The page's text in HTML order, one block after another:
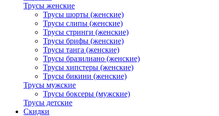
Трусы женские
Трусы шорты (женские)
Трусы слипы (женские)
Трусы стринги (женские)
Трусы брифы (женские)
Трусы танга (женские)
Трусы бразилиано (женские)
Трусы хипстеры (женские)
Трусы бикини (женские)
Трусы мужские
Трусы боксеры (мужские)
Трусы детские
Скидки